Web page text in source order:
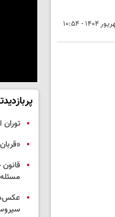
توران
قانون